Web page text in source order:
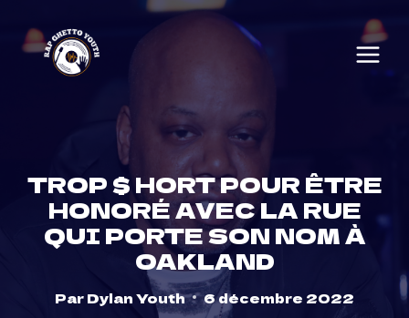
content
TROP $ HORT POUR ÊTRE
HONORÉ AVEC LA RUE
QUI PORTE SON NOM À
OAKLAND
ParDylan Youth 6 décembre 2022